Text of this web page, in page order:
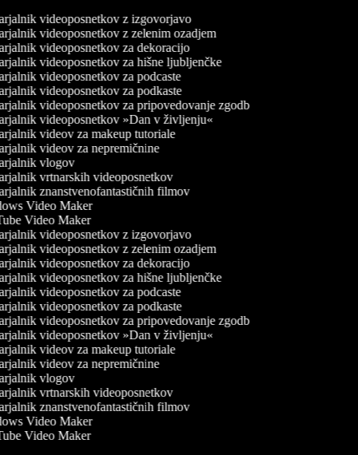
videoposnetkov z izgovorjavo
videoposnetkov z zelenim ozadjem
videoposnetkov za dekoracijo
videoposnetkov za hišne ljubljenčke
videoposnetkov za podcaste
videoposnetkov za podkaste
videoposnetkov za pripovedovanje zgodb
videoposnetkov »Dan v življenju«
videov za makeup tutoriale
videov za nepremičnine
vlogov
vrtnarskih videoposnetkov
znanstvenofantastičnih filmov
Video Maker
Video Maker
videoposnetkov z izgovorjavo
videoposnetkov z zelenim ozadjem
videoposnetkov za dekoracijo
videoposnetkov za hišne ljubljenčke
videoposnetkov za podcaste
videoposnetkov za podkaste
videoposnetkov za pripovedovanje zgodb
videoposnetkov »Dan v življenju«
videov za makeup tutoriale
videov za nepremičnine
vlogov
vrtnarskih videoposnetkov
znanstvenofantastičnih filmov
Video Maker
Video Maker